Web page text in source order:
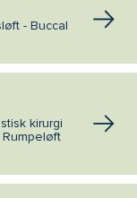
- Buccal
kirurgi